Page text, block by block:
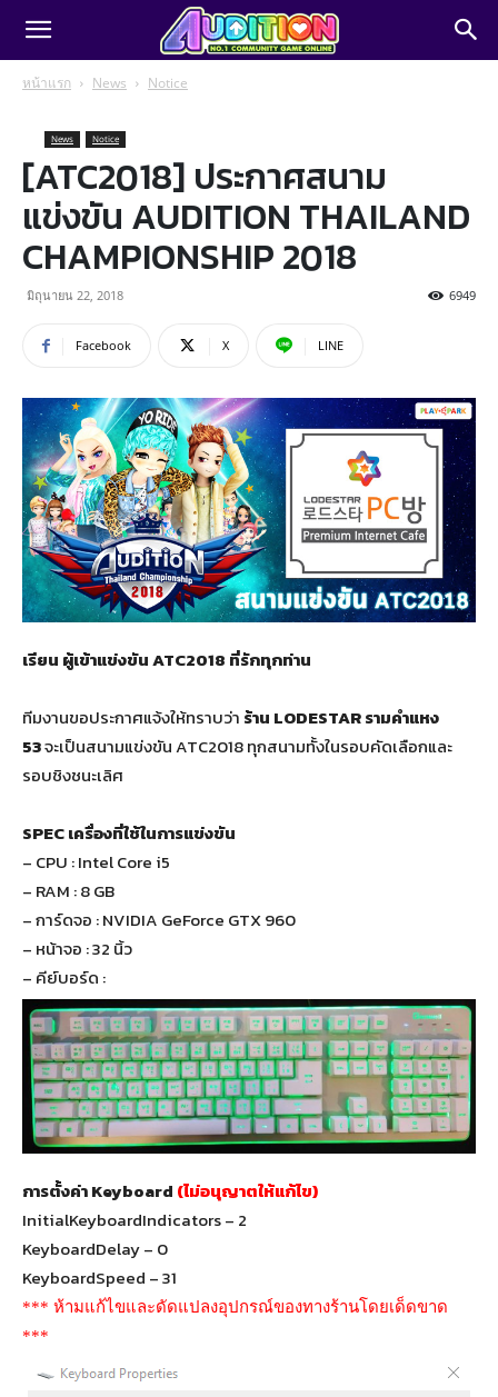
หน้าแรก News Notice
News Notice
[ATC2018] ประกาศสนาม
แข่งขัน AUDITION THAILAND
CHAMPIONSHIP 2018
มิถุนายน 22, 2018 6949
Facebook X LINE
เรียน ผู้เข้าแข่งขัน ATC2018 ที่รักทุกท่าน
ทีมงานขอประกาศแจ้งให้ทราบว่า ร้าน LODESTAR รามคำแหง
53จะเป็นสนามแข่งขัน ATC2018 ทุกสนามทั้งในรอบคัดเลือกและ
รอบชิงชนะเลิศ
SPEC เครื่องที่ใช้ในการแข่งขัน
– CPU : Intel Core i5
– RAM : 8 GB
– การ์ดจอ : NVIDIA GeForce GTX 960
– หน้าจอ : 32 นิ้ว
– คีย์บอร์ด :
การตั้งค่า Keyboard (ไม่อนุญาตให้แก้ไข)
InitialKeyboardIndicators – 2
KeyboardDelay – 0
KeyboardSpeed – 31
*** ห้ามแก้ไขและดัดแปลงอุปกรณ์ของทางร้านโดยเด็ดขาด
***